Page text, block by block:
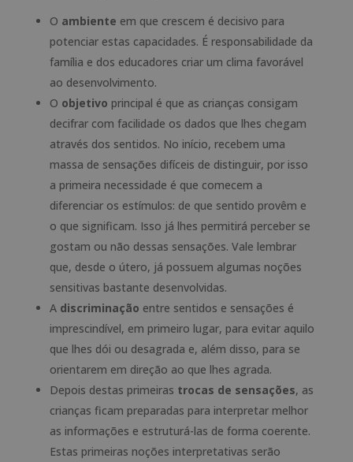
O ambiente em que crescem é decisivo para
potenciar estas capacidades. É responsabilidade da
família e dos educadores criar um clima favorável
ao desenvolvimento.
O objetivo principal é que as crianças consigam
decifrar com facilidade os dados que lhes chegam
através dos sentidos. No início, recebem uma
massa de sensações difíceis de distinguir, por isso
a primeira necessidade é que comecem a
diferenciar os estímulos: de que sentido provêm e
o que significam. Isso já lhes permitirá perceber se
gostam ou não dessas sensações. Vale lembrar
que, desde o útero, já possuem algumas noções
sensitivas bastante desenvolvidas.
A discriminação entre sentidos e sensações é
imprescindível, em primeiro lugar, para evitar aquilo
que lhes dói ou desagrada e, além disso, para se
orientarem em direção ao que lhes agrada.
Depois destas primeiras trocas de sensações, as
crianças ficam preparadas para interpretar melhor
as informações e estruturá-las de forma coerente.
Estas primeiras noções interpretativas serão